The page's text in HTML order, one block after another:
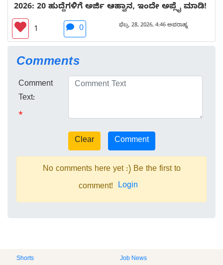
2026: 20 ಹುದ್ದೆಗಳಿಗೆ ಅರ್ಜಿ ಆಹ್ವಾನ, ಇಂದೇ ಅಪ್ಲೈ ಮಾಡಿ!
1 0 ಫೆಬ್ರ. 28, 2026, 4:46 ಅಪರಾಹ್ನ
Comments
Comment
Text:
*
No comments here yet :) Be the first to
comment! Login
Shorts
Job News